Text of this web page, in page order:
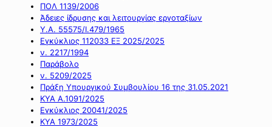
ΠΟΛ 1139/2006
Άδειες ίδρυσης και λειτουργίας εργοταξίων
Υ.Α. 55575/Ι.479/1965
Εγκύκλιος 112033 ΕΞ 2025/2025
ν. 2217/1994
Παράβολο
ν. 5209/2025
Πράξη Υπουργικού Συμβουλίου 16 της 31.05.2021
ΚΥΑ Α.1091/2025
Εγκύκλιος 20041/2025
ΚΥΑ 1973/2025